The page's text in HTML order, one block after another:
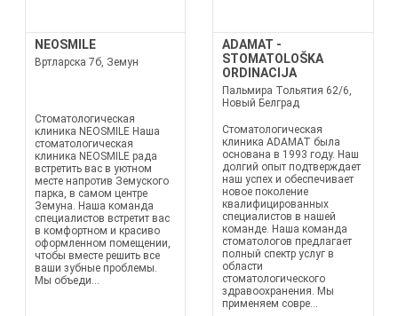
NEOSMILE
Вртларска 7б, Земун
Стоматологическая
клиника NEOSMILE Наша
стоматологическая
клиника NEOSMILE рада
встретить вас в уютном
месте напротив Земуского
парка, в самом центре
Земуна. Наша команда
специалистов встретит вас
в комфортном и красиво
оформленном помещении,
чтобы вместе решить все
ваши зубные проблемы.
Мы объеди...
ADAMAT -
STOMATOLOŠKA
ORDINACIJA
Пальмира Тольятия 62/6,
Новый Белград
Стоматологическая
клиника ADAMAT была
основана в 1993 году. Наш
долгий опыт подтверждает
наш успех и обеспечивает
новое поколение
квалифицированных
специалистов в нашей
команде. Наша команда
стоматологов предлагает
полный спектр услуг в
области
стоматологического
здравоохранения. Мы
применяем совре...